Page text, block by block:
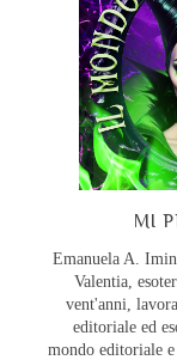
MI
Emanuela A.
Valentia,
vent'anni,
editoriale ed
mondo editoriale